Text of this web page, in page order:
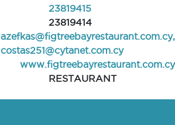
23819415
23819414
azefkas@figtreebayrestaurant.com.cy,
costas251@cytanet.com.cy
www.figtreebayrestaurant.com.cy
RESTAURANT